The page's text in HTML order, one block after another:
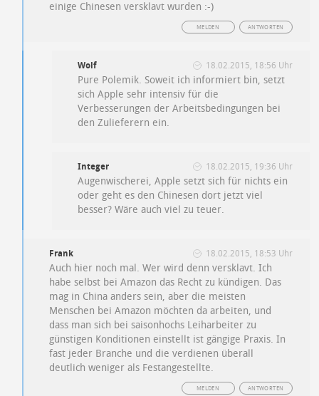
einige Chinesen versklavt wurden :-)
ANTWORTEN
MELDEN
Wolf 18.02.2015, 18:56 Uhr
Pure Polemik. Soweit ich informiert bin, setzt
sich Apple sehr intensiv für die
Verbesserungen der Arbeitsbedingungen bei
den Zulieferern ein.
Integer 18.02.2015, 19:36 Uhr
Augenwischerei, Apple setzt sich für nichts ein
oder geht es den Chinesen dort jetzt viel
besser? Wäre auch viel zu teuer.
Frank 18.02.2015, 18:53 Uhr
Auch hier noch mal. Wer wird denn versklavt. Ich
habe selbst bei Amazon das Recht zu kündigen. Das
mag in China anders sein, aber die meisten
Menschen bei Amazon möchten da arbeiten, und
dass man sich bei saisonhochs Leiharbeiter zu
günstigen Konditionen einstellt ist gängige Praxis. In
fast jeder Branche und die verdienen überall
deutlich weniger als Festangestellte.
ANTWORTEN
MELDEN